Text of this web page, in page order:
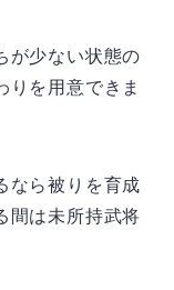
が少ない状態の
りを用意できま
なら被りを育成
間は未所持武将